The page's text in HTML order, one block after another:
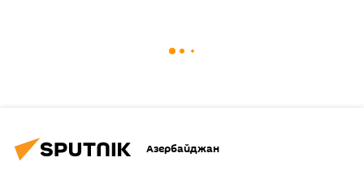
Азербайджан